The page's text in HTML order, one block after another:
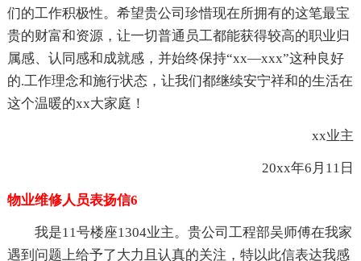
们的工作积极性。希望贵公司珍惜现在所拥有的这笔最宝
贵的财富和资源，让一切普通员工都能获得较高的职业归
属感、认同感和成就感，并始终保持“xx—xxx”这种良好
的.工作理念和施行状态，让我们都继续安宁祥和的生活在
这个温暖的xx大家庭！
xx业主
20xx年6月11日
物业维修人员表扬信6
我是11号楼座1304业主。贵公司工程部吴师傅在我家
遇到问题上给予了大力且认真的关注，特以此信表达我感